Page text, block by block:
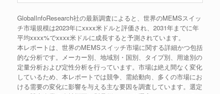
GlobalInfoResearch社の最新調査によると、世界のMEMSスイッ
チ市場規模は2023年にxxxx米ドルと評価され、2031年までに年
平均xxxx%でxxxx米ドルに成長すると予測されています。
本レポートは、世界のMEMSスイッチ市場に関する詳細かつ包括
的な分析です。メーカー別、地域別・国別、タイプ別、用途別の
定量分析および定性分析を行っています。市場は絶え間なく変化
しているため、本レポートでは競争、需給動向、多くの市場にお
ける需要の変化に影響を与える主な要因を調査しています。選定